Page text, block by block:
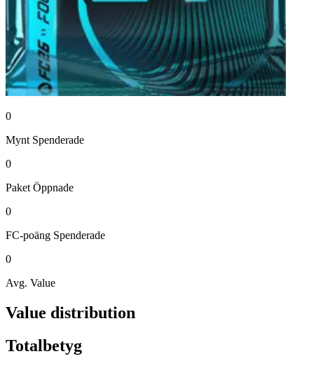
0
Mynt Spenderade
0
Paket Öppnade
0
FC-poäng Spenderade
0
Avg. Value
Value distribution
Totalbetyg